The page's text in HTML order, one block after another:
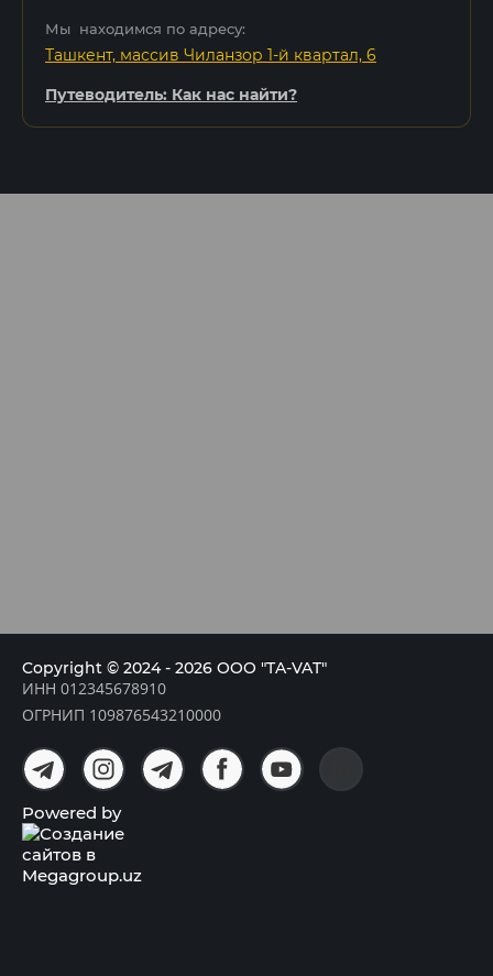
Мы находимся по адресу:
Ташкент, массив Чиланзор 1-й квартал, 6
Путеводитель: Как нас найти?
Copyright © 2024 - 2026 OOO "TA-VAT"
ИНН 012345678910
ОГРНИП 109876543210000
Powered by